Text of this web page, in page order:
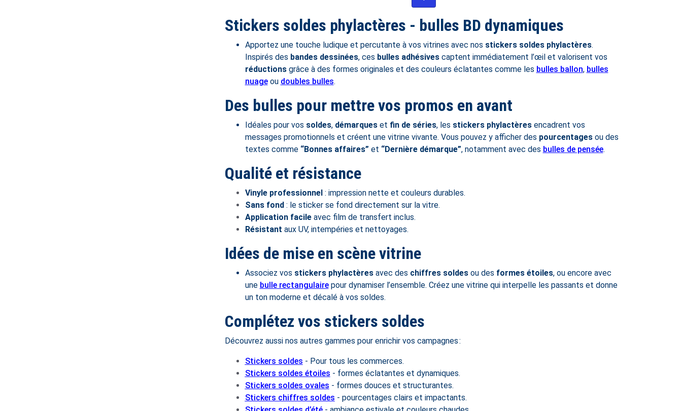
Stickers soldes phylactères - bulles BD dynamiques
Apportez une touche ludique et percutante à vos vitrines avec nos stickers soldes phylactères.
Inspirés des bandes dessinées, ces bulles adhésivescaptent immédiatement l’œil et valorisent vos
réductionsgrâce à des formes originales et des couleurs éclatantes comme les bulles ballon, bulles
nuageou doubles bulles.
Des bulles pour mettre vos promos en avant
Idéales pour vos soldes, démarqueset fin de séries, les stickers phylactèresencadrent vos
messages promotionnels et créent une vitrine vivante. Vous pouvez y afficher des pourcentagesou des
textes comme “Bonnes affaires” et “Dernière démarque”, notamment avec des bulles de pensée.
Qualité et résistance
Vinyle professionnel: impression nette et couleurs durables.
Sans fond: le sticker se fond directement sur la vitre.
Application facileavec film de transfert inclus.
Résistant aux UV, intempéries et nettoyages.
Idées de mise en scène vitrine
Associez vos stickers phylactèresavec des chiffres soldesou des formes étoiles, ou encore avec
une bulle rectangulairepour dynamiser l’ensemble. Créez une vitrine qui interpelle les passants et donne
un ton moderne et décalé à vos soldes.
Complétez vos stickers soldes
Découvrez aussi nos autres gammes pour enrichir vos campagnes :
Stickers soldes - Pour tous les commerces.
Stickers soldes étoiles - formes éclatantes et dynamiques.
Stickers soldes ovales - formes douces et structurantes.
Stickers chiffres soldes - pourcentages clairs et impactants.